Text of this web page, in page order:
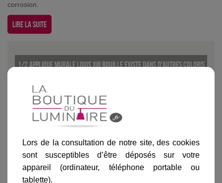
corrosion.
Lire la suite
1/2 Applique murale Louis XIII Rouille existe dans d'autres coloris
Noir Vert de gris Patine dorée
Lors de la consultation de notre site, des cookies
sont susceptibles d’être déposés sur votre
appareil (ordinateur, téléphone portable ou
tablette).